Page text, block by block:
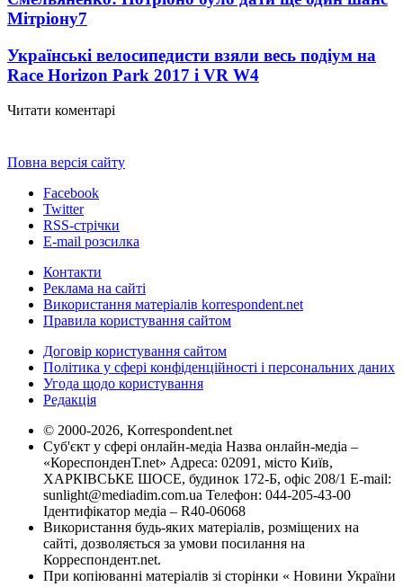
Мітріону7
Українські велосипедисти взяли весь подіум на
Race Horizon Park 2017 і VR W4
Читати коментарі
Повна версія сайту
Facebook
Twitter
RSS-стрічки
E-mail розсилка
Контакти
Реклама на сайті
Використання матеріалів korrespondent.net
Правила користування сайтом
Договір користування сайтом
Політика у сфері конфіденційності і персональних даних
Угода щодо користування
Редакція
© 2000-2026, Korrespondent.net
Суб'єкт у сфері онлайн-медіа Назва онлайн-медіа –
«КореспонденТ.net» Адреса: 02091, місто Київ,
ХАРКІВСЬКЕ ШОСЕ, будинок 172-Б, офіс 208/1 E-mail:
sunlight@mediadim.com.ua Телефон: 044-205-43-00
Ідентифікатор медіа – R40-06068
Використання будь-яких матеріалів, розміщених на
сайті, дозволяється за умови посилання на
Корреспондент.net.
При копіюванні матеріалів зі сторінки « Новини України